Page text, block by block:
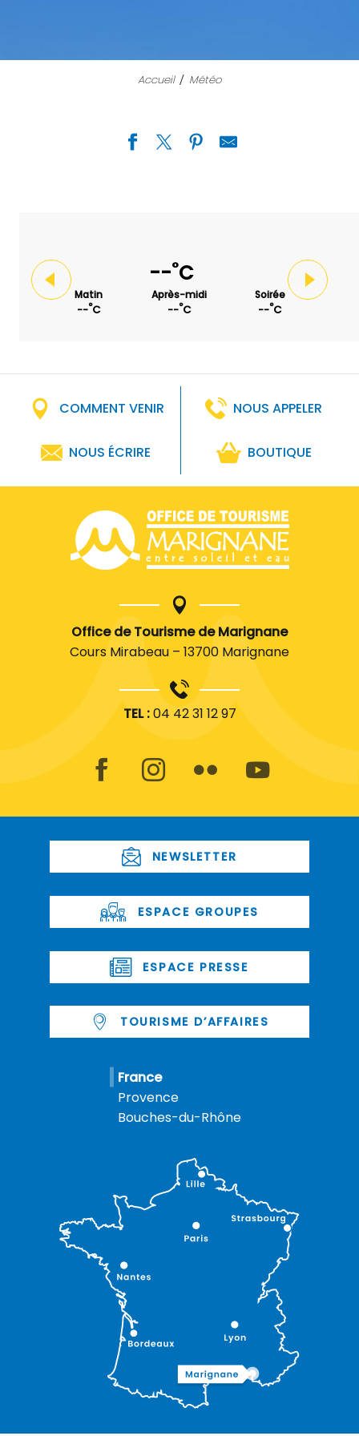
Accueil Météo
--°C
Matin
--°C
Après-midi
--°C
Soirée
--°C
COMMENT VENIR NOUS APPELER
NOUS ÉCRIRE BOUTIQUE
Office de Tourisme de Marignane
Cours Mirabeau – 13700 Marignane
TEL :04 42 31 12 97
NEWSLETTER
ESPACE GROUPES
ESPACE PRESSE
TOURISME D’AFFAIRES
France
Provence
Bouches-du-Rhône